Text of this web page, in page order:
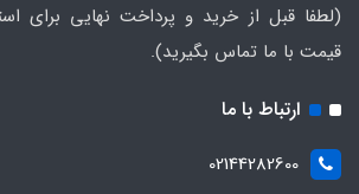
(لطفا قبل از خرید و پرداخت نهایی برای
قیمت با ما تماس بگیرید).
ارتباط با ما
02144282600